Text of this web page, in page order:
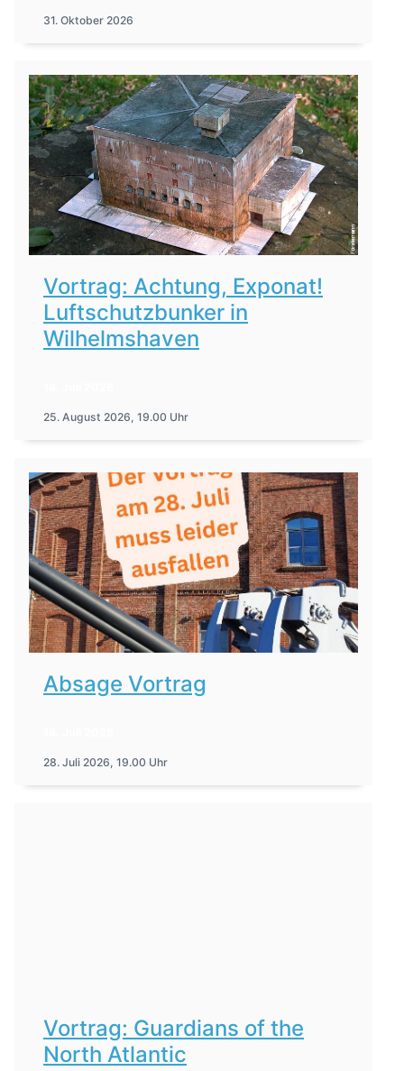
31. Oktober 2026
Vortrag: Achtung, Exponat!
Luftschutzbunker in
Wilhelmshaven
25. August 2026, 19.00 Uhr
Absage Vortrag
28. Juli 2026, 19.00 Uhr
Vortrag: Guardians of the
North Atlantic